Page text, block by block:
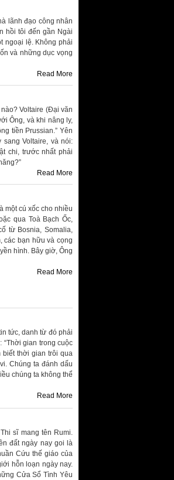
lãnh đạo công nhân
hồi tôi đến gần Ngài
ngoại lệ. Không phải
và những dục vọng
Read More
Voltaire (Đại văn
Ông, và khi nâng ly,
tiền Prussian.” Yên
sang Voltaire, và nói:
chi, trước nhất phải
Read More
một cú xốc cho nhiều
qua Toà Bạch Ốc,
từ Bosnia, Somalia,
các bạn hữu và cọng
hình. Bây giờ, Ông
Read More
tức, danh từ đó phải
“Thời gian trong cuộc
biết thời gian trôi qua
Chúng ta đánh dấu
chúng ta không thể
Read More
sĩ mang tên Rumi.
đất ngày nay goi là
Cứu thế giáo của
hỗn loạn ngày nay.
Cửa Sổ Tình Yêu